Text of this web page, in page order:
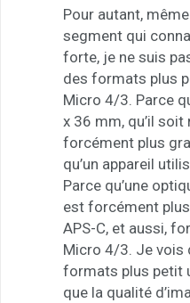
Pour autant,
segment qui
forte, je ne suis
des formats plus
Micro 4/3. Parce
x 36 mm, qu’il
forcément plus
qu’un appareil
Parce qu’une
est forcément
APS-C, et aussi,
Micro 4/3. Je vois
formats plus petit
que la qualité